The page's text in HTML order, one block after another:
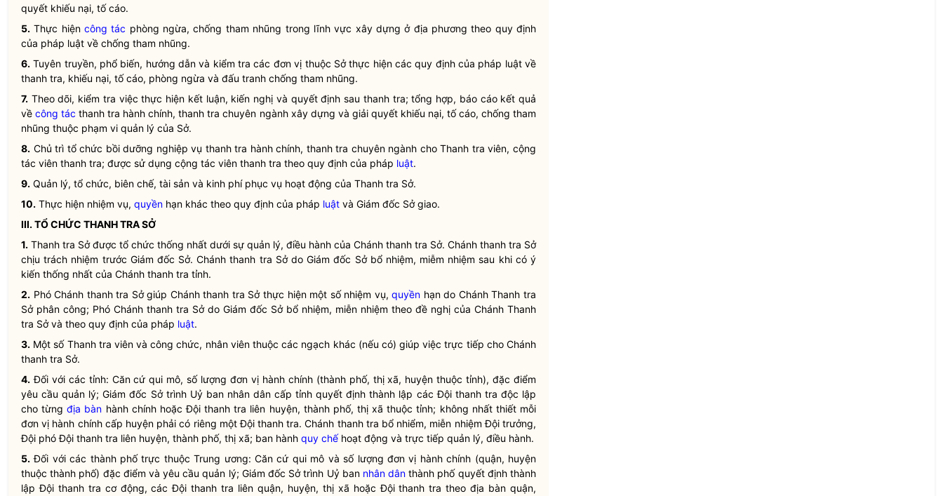
quyết khiếu nại, tố cáo.
5. Thực hiệncông tác phòng ngừa, chống tham nhũng trong lĩnh vực xây dựng ở địa phương theo quy định
của pháp luật về chống tham nhũng.
6. Tuyên truyền, phổ biến, hướng dẫn và kiểm tra các đơn vị thuộc Sở thực hiện các quy định của pháp luậtvề
thanh tra, khiếu nại, tố cáo, phòng ngừa và đấu tranh chống tham nhũng.
7. Theo dõi, kiểm tra việc thực hiện kết luận, kiến nghị và quyết định sau thanh tra; tổng hợp, báo cáo kết quả
vềcông tác thanh tra hành chính, thanh tra chuyên ngành xây dựng và giải quyết khiếu nại, tố cáo, chống tham
nhũng thuộc phạm vi quản lý của Sở.
8. Chủ trì tổ chức bồi dưỡng nghiệp vụ thanh tra hành chính, thanh tra chuyên ngành cho Thanh tra viên, cộng
tác viên thanh tra; được sử dụng cộng tác viên thanh tra theo quy định của pháp luật.
9. Quản lý, tổ chức, biên chế, tài sản và kinh phí phục vụ hoạt động của Thanh tra Sở.
10. Thực hiện nhiệm vụ, quyền hạn khác theo quy định của pháp luật và Giám đốc Sở giao.
III. TỔ CHỨC THANH TRA SỞ
1. Thanh tra Sở được tổ chức thống nhất dưới sự quản lý, điều hành của Chánh thanh tra Sở. Chánh thanh tra Sở
chịu trách nhiệm trước Giám đốc Sở. Chánh thanh tra Sở do Giám đốc Sở bổ nhiệm, miễm nhiệm sau khi có ý
kiến thống nhất của Chánh thanh tra tỉnh.
2. Phó Chánh thanh tra Sở giúp Chánh thanh tra Sở thực hiện một số nhiệm vụ,quyền hạn do Chánh Thanh tra
Sở phân công; Phó Chánh thanh tra Sở do Giám đốc Sở bổ nhiệm, miễn nhiệm theo đề nghị của Chánh Thanh
tra Sở và theo quy định của pháp luật.
3. Một số Thanh tra viên và công chức, nhân viên thuộc các ngạch khác (nếu có) giúp việc trực tiếp cho Chánh
thanh tra Sở.
4. Đối với các tỉnh: Căn cứ qui mô, số lượng đơn vị hành chính (thành phố, thị xã, huyện thuộc tỉnh), đặc điểm
yêu cầu quản lý; Giám đốc Sở trình Uỷ ban nhân dân cấp tỉnh quyết định thành lập các Đội thanh tra độc lập
cho từngđịa bàn hành chính hoặc Đội thanh tra liên huyện, thành phố, thị xã thuộc tỉnh; không nhất thiết mỗi
đơn vị hành chính cấp huyện phải có riêng một Đội thanh tra. Chánh thanh tra bổ nhiểm, miễn nhiệm Đội trưởng,
Đội phó Đội thanh tra liên huyện, thành phố, thị xã; ban hành quy chếhoạt động và trực tiếp quản lý, điều hành.
5. Đối với các thành phố trực thuộc Trung ương: Căn cứ qui mô và số lượng đơn vị hành chính (quận, huyện
thuộc thành phố) đặc điểm và yêu cầu quản lý; Giám đốc Sở trình Uỷ ban nhân dân thành phố quyết định thành
lập Đội thanh tra cơ động, các Đội thanh tra liên quận, huyện, thị xã hoặc Đội thanh tra theođịa bàn quận,